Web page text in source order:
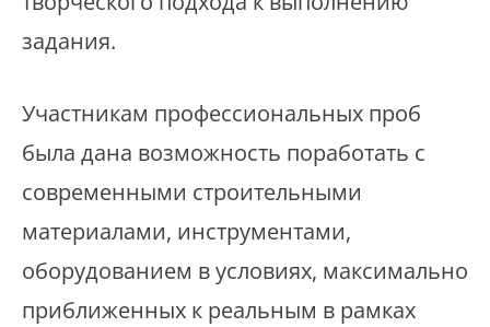
задания.
Участникам профессиональных проб
была дана возможность поработать с
современными строительными
материалами, инструментами,
оборудованием в условиях, максимально
приближенных к реальным в рамках